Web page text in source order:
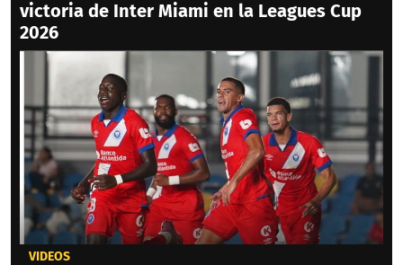
victoria de Inter Miami en la Leagues Cup
2026
VIDEOS